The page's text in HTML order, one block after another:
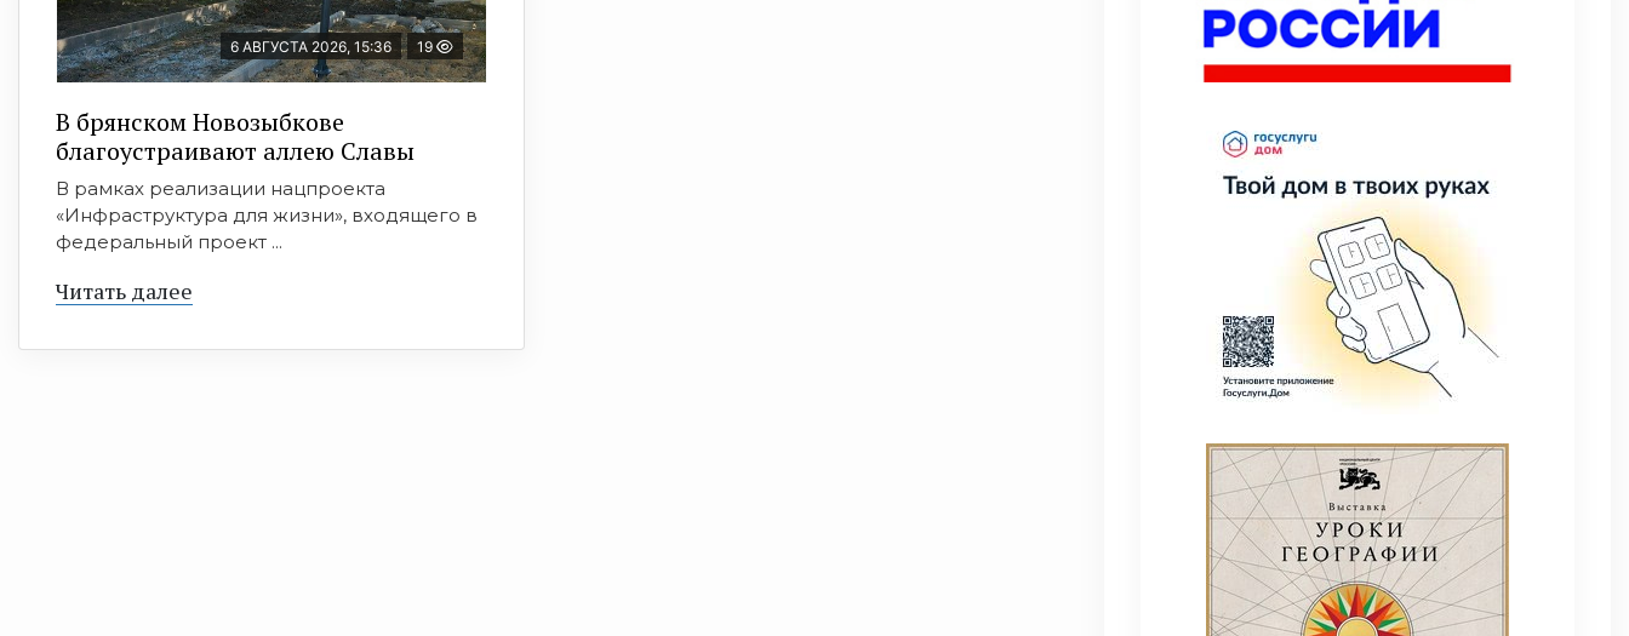
6 АВГУСТА 2026, 15:36 19
В брянском Новозыбкове
благоустраивают аллею Славы
В рамках реализации нацпроекта
«Инфраструктура для жизни», входящего в
федеральный проект ...
Читать далее